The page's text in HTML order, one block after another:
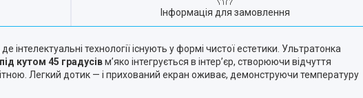
Інформація для замовлення
технології існують у формі чистої естетики. Ультратонка
під кутом 45 градусівм’яко інтегрується в інтер’єр, створюючи відчуття
Легкий дотик — і прихований екран оживає, демонструючи температуру